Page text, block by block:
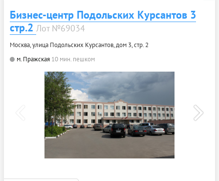
Бизнес-центр Подольских Курсантов 3
стр.2 Лот №69034
Москва, улица Подольских Курсантов, дом 3, стр. 2
м. Пражская 10 мин. пешком